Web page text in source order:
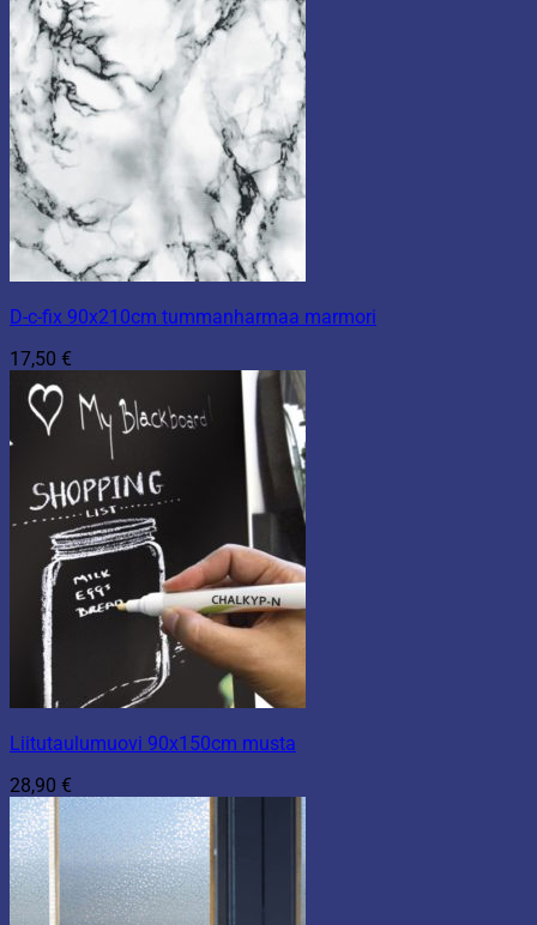
D-c-fix 90x210cm tummanharmaa marmori
17,50 €
Liitutaulumuovi 90x150cm musta
28,90 €